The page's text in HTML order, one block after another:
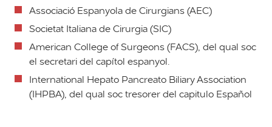
Associació Espanyola de Cirurgians (AEC)
Societat Italiana de Cirurgia (SIC)
American College of Surgeons (FACS), del qual soc
el secretari del capítol espanyol.
International Hepato Pancreato Biliary Association
(IHPBA), del qual soc tresorer del capitulo Español